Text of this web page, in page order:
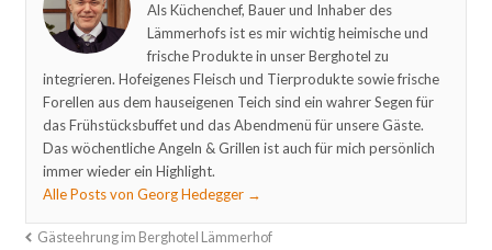
Als Küchenchef, Bauer und Inhaber des
Lämmerhofs ist es mir wichtig heimische und
frische Produkte in unser Berghotel zu
integrieren. Hofeigenes Fleisch und Tierprodukte sowie frische
Forellen aus dem hauseigenen Teich sind ein wahrer Segen für
das Frühstücksbuffet und das Abendmenü für unsere Gäste.
Das wöchentliche Angeln & Grillen ist auch für mich persönlich
immer wieder ein Highlight.
Alle Posts von Georg Hedegger →
Gästeehrung im Berghotel Lämmerhof